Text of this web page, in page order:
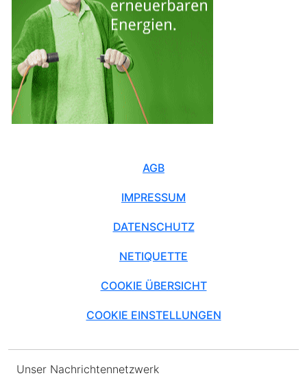
AGB
IMPRESSUM
DATENSCHUTZ
NETIQUETTE
COOKIE ÜBERSICHT
COOKIE EINSTELLUNGEN
Unser Nachrichtennetzwerk